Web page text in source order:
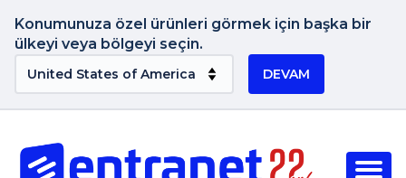
Konumunuza özel ürünleri görmek için başka bir
ülkeyi veya bölgeyi seçin.
DEVAM